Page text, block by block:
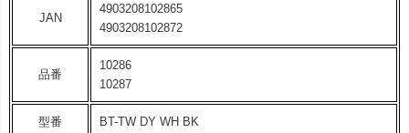
JAN
4903208102865
4903208102872
品番
10286
10287
型番 BT-TW DY WH BK